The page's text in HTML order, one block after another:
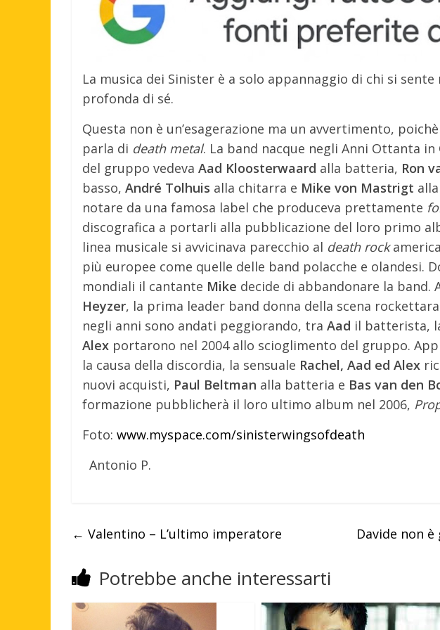
La musica dei Sinister è a solo appannaggio di chi si
profonda di sé.
Questa non è un’esagerazione ma un avvertimento,
parla di death metal. La band nacque negli Anni Ottanta in
del gruppo vedeva Aad Kloosterwaard alla batteria, Ron
basso, André Tolhuis alla chitarra e Mike von Mastrigt
notare da una famosa label che produceva prettamente
discografica a portarli alla pubblicazione del loro primo
linea musicale si avvicinava parecchio al death rock
più europee come quelle delle band polacche e olandesi.
mondiali il cantante Mike decide di abbandonare la band.
Heyzer, la prima leader band donna della scena
negli anni sono andati peggiorando, tra Aad il batterista,
Alex portarono nel 2004 allo scioglimento del gruppo.
la causa della discordia, la sensuale Rachel, Aad ed Alex
nuovi acquisti, Paul Beltman alla batteria e Bas van den
formazione pubblicherà il loro ultimo album nel 2006,
Foto: www.myspace.com/sinisterwingsofdeath
Antonio P.
← Valentino – L’ultimo imperatore Davide non
Potrebbe anche interessarti